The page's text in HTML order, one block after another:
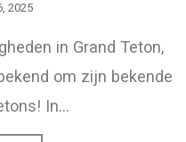
2025
in Grand Teton,
om zijn bekende
In…